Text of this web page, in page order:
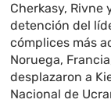
Cherkasy, Rivne
detención del
cómplices más
Noruega,
desplazaron a
Nacional de